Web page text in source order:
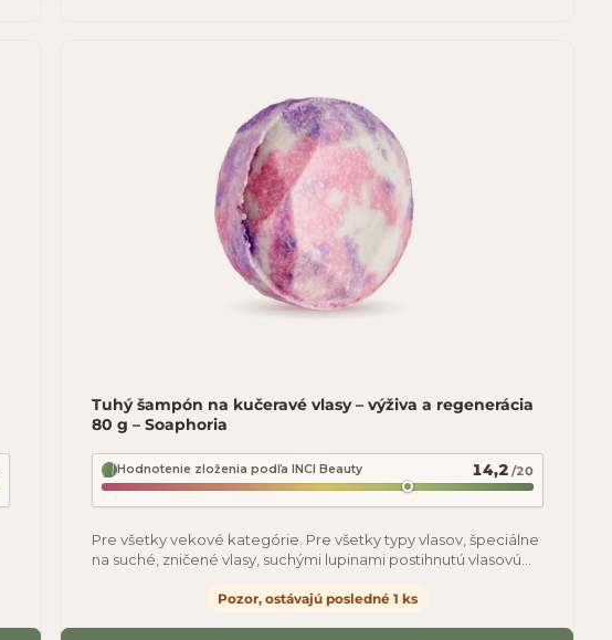
Tuhý šampón na kučeravé vlasy – výživa a regenerácia
80 g – Soaphoria
Hodnotenie zloženia podľa INCI Beauty 14,2 /20
Pre všetky vekové kategórie. Pre všetky typy vlasov, špeciálne
na suché, zničené vlasy, suchými lupinami postihnutú vlasovú
Pozor, ostávajú posledné 1 ks